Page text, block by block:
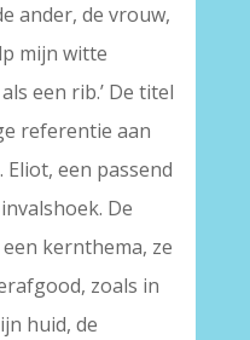
ander, de vrouw,
mijn witte
een rib.’ De titel
referentie aan
Eliot, een passend
De
kernthema, ze
zoals in
huid, de